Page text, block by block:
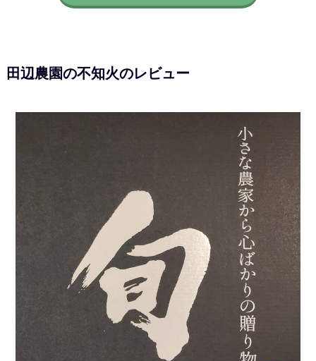
田辺農園の不知火のレビュー